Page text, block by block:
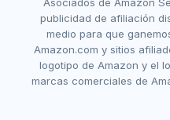
Asociados de Amazon
publicidad de afiliación
medio para que
Amazon.com y sitios
logotipo de Amazon y el
marcas comerciales de